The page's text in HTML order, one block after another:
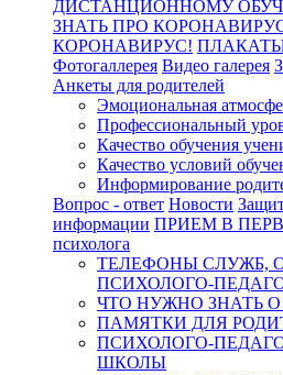
ДИСТАНЦИОННОМУ
ЗНАТЬ ПРО
КОРОНАВИРУС!
Фотогаллерея Видео галерея
Анкеты для родителей
Эмоциональная
Профессиональный
Качество обучения
Качество условий
Информирование
Вопрос - ответ Новости
информации ПРИЕМ В
психолога
ТЕЛЕФОНЫ СЛУЖБ,
ПСИХОЛОГО-
ЧТО НУЖНО ЗНАТЬ
ПАМЯТКИ ДЛЯ
ПСИХОЛОГО-
ШКОЛЫ